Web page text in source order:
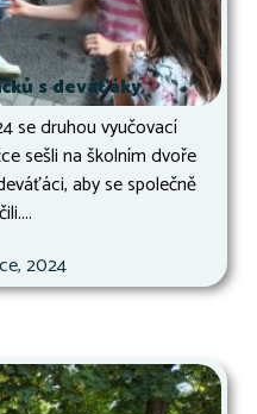
s deváťáky
se druhou vyučovací
sešli na školním dvoře
aby se společně
2024